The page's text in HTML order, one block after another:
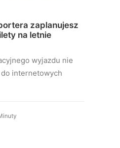
zaplanujesz
na letnie
wyjazdu nie
internetowych